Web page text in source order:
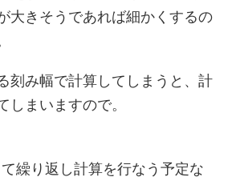
大きそうであれば細かくするの
刻み幅で計算してしまうと、計
しまいますので。
繰り返し計算を行なう予定な